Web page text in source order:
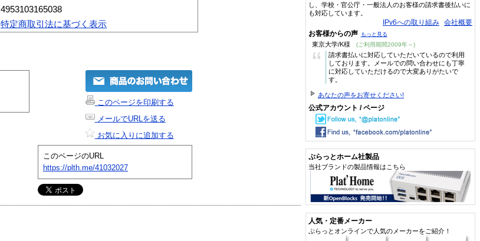
4953103165038
特定商取引法に基づく表示
このページを印刷する
メールでURLを送る
お気に入りに追加する
このページのURL
https://plth.me/41032027
し、学校・官公庁・一般法人のお客様の請求書後払いに
も対応しています。
IPv6への取り組み 会社概要
お客様からの声 もっと見る
東京大学/K様 (ご利用期間2009年～)
“
請求書払いに対応していただいているので利用
しております。メールでの問い合わせにも丁寧
に対応していただけるので大変ありがたいで
す。
あなたの声をお寄せください!
公式アカウント / ページ
ぷらっとホーム社製品
当社ブランドの製品情報はこちら
人気・定番メーカー
ぷらっとオンラインで人気のメーカーをご紹介！